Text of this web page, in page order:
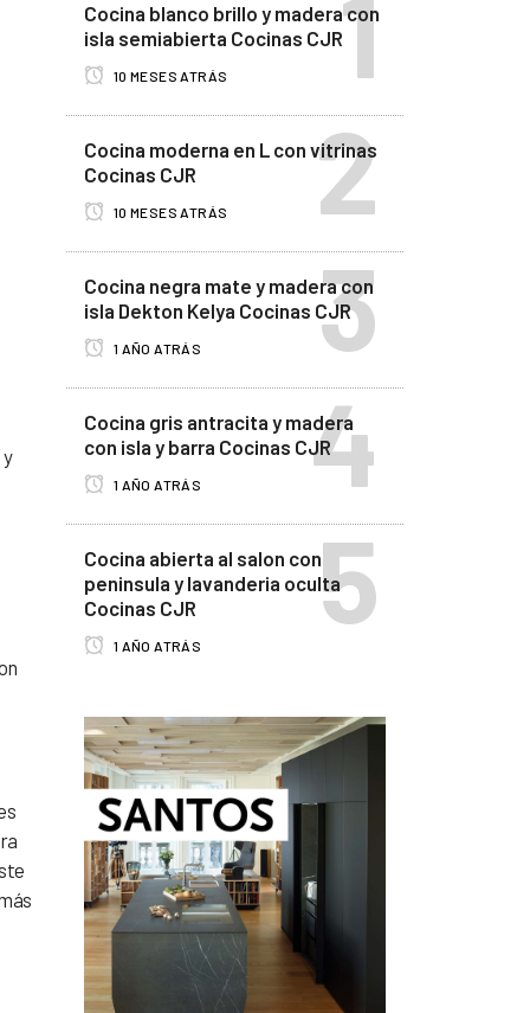
Cocina blanco brillo y madera con
isla semiabierta Cocinas CJR
10 MESES ATRÁS
Cocina moderna en L con vitrinas
Cocinas CJR
10 MESES ATRÁS
Cocina negra mate y madera con
isla Dekton Kelya Cocinas CJR
1 AÑO ATRÁS
Cocina gris antracita y madera
con isla y barra Cocinas CJR
1 AÑO ATRÁS
Cocina abierta al salon con
peninsula y lavanderia oculta
Cocinas CJR
1 AÑO ATRÁS